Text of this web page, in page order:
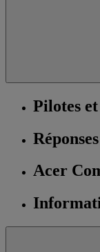
Pilotes
Acer